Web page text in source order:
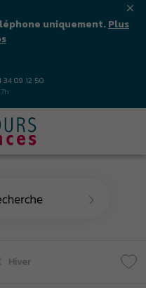
uniquement.Plus
34 09 12 50
Hiver